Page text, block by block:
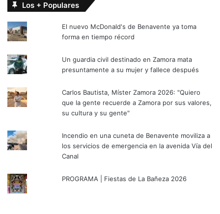
Los + Populares
El nuevo McDonald's de Benavente ya toma
forma en tiempo récord
Un guardia civil destinado en Zamora mata
presuntamente a su mujer y fallece después
Carlos Bautista, Míster Zamora 2026: "Quiero
que la gente recuerde a Zamora por sus valores,
su cultura y su gente"
Incendio en una cuneta de Benavente moviliza a
los servicios de emergencia en la avenida Vía del
Canal
PROGRAMA | Fiestas de La Bañeza 2026